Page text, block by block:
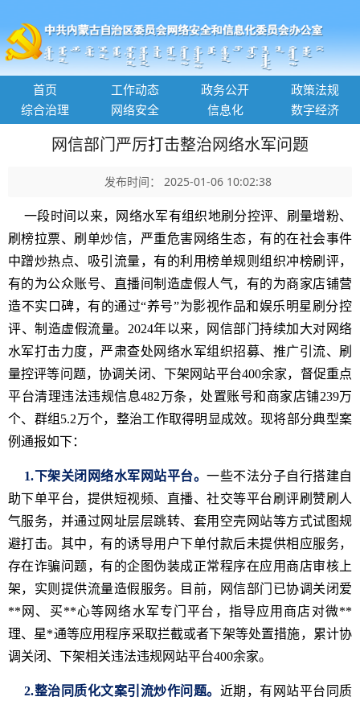
首页 工作动态 政务公开
政策法规
综合治理
网络安全 信息化 数字经济
网信部门严厉打击整治网络水军问题
发布时间： 2025-01-06 10:02:38
一段时间以来，网络水军有组织地刷分控评、刷量增粉、
刷榜拉票、刷单炒信，严重危害网络生态，有的在社会事件
中蹭炒热点、吸引流量，有的利用榜单规则组织冲榜刷评，
有的为公众账号、直播间制造虚假人气，有的为商家店铺营
造不实口碑，有的通过“养号”为影视作品和娱乐明星刷分控
评、制造虚假流量。2024年以来，网信部门持续加大对网络
水军打击力度，严肃查处网络水军组织招募、推广引流、刷
量控评等问题，协调关闭、下架网站平台400余家，督促重点
平台清理违法违规信息482万条，处置账号和商家店铺239万
个、群组5.2万个，整治工作取得明显成效。现将部分典型案
例通报如下：
1.下架关闭网络水军网站平台。 一些不法分子自行搭建自
助下单平台，提供短视频、直播、社交等平台刷评刷赞刷人
气服务，并通过网址层层跳转、套用空壳网站等方式试图规
避打击。其中，有的诱导用户下单付款后未提供相应服务，
存在诈骗问题，有的企图伪装成正常程序在应用商店审核上
架，实则提供流量造假服务。目前，网信部门已协调关闭爱
**网、买**心等网络水军专门平台，指导应用商店对微**
理、星*通等应用程序采取拦截或者下架等处置措施，累计协
调关闭、下架相关违法违规网站平台400余家。
2.整治同质化文案引流炒作问题。 近期，有网站平台同质